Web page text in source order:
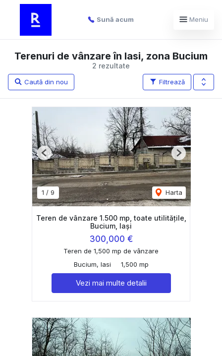
Sună acum Meniu
2 rezultate
Terenuri de vânzare în Iasi, zona Bucium
Filtrează
Caută din nou
1 / 9 Harta
Previous Next
Teren de vânzare 1.500 mp, toate utilitățile,
Bucium, Iași
300,000 €
Teren de 1,500 mp de vânzare
Bucium, Iasi
1,500 mp
Vezi mai multe detalii